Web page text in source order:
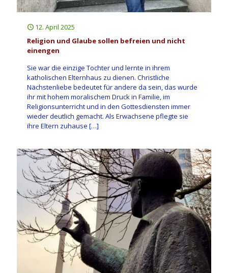
12. April 2025
Religion und Glaube sollen befreien und nicht
einengen
Sie war die einzige Tochter und lernte in ihrem
katholischen Elternhaus zu dienen. Christliche
Nächstenliebe bedeutet für andere da sein, das wurde
ihr mit hohem moralischem Druck in Familie, im
Religionsunterricht und in den Gottesdiensten immer
wieder deutlich gemacht. Als Erwachsene pflegte sie
ihre Eltern zuhause […]